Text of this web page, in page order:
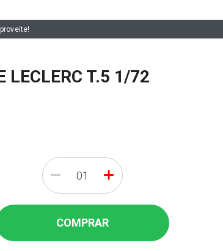
LECLERC T.5 1/72
- +
COMPRAR